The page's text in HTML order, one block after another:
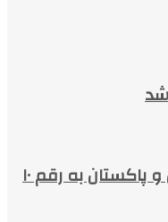
افزایش حجم تجارت بین ایران و پاکستان به رقم ۱۰